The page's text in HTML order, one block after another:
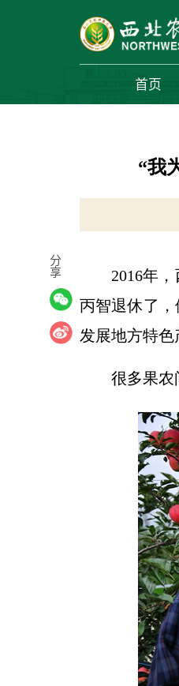
首页
“我
2016年
丙智退休了
发展地方特色
很多果农
分
享